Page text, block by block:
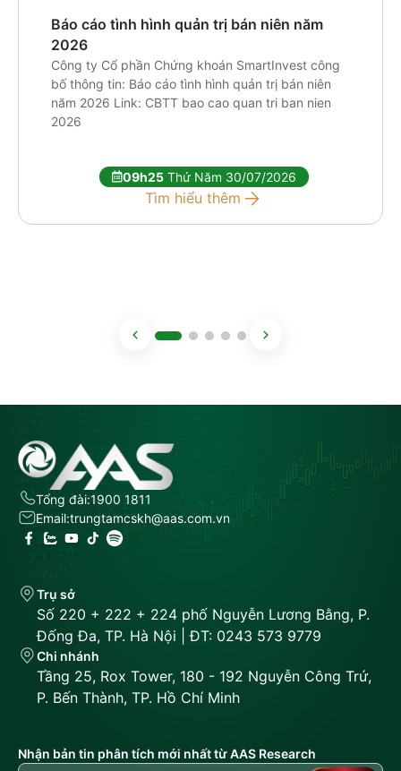
Báo cáo tình hình quản trị bán niên năm
2026
Công ty Cổ phần Chứng khoán SmartInvest công
bố thông tin: Báo cáo tình hình quản trị bán niên
năm 2026 Link: CBTT bao cao quan tri ban nien
2026
09h25 Thứ Năm 30/07/2026
Tìm hiểu thêm
Tổng đài:1900 1811
Email:trungtamcskh@aas.com.vn
Trụ sở
Số 220 + 222 + 224 phố Nguyễn Lương Bằng, P.
Đống Đa, TP. Hà Nội | ĐT: 0243 573 9779
Chi nhánh
Tầng 25, Rox Tower, 180 - 192 Nguyễn Công Trứ,
P. Bến Thành, TP. Hồ Chí Minh
Nhận bản tin phân tích mới nhất từ AAS Research